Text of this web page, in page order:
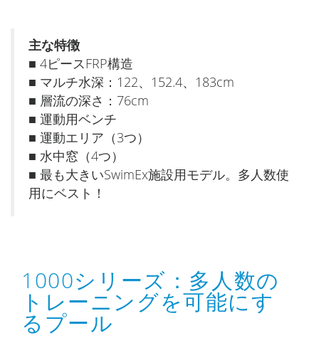
主な特徴
■ 4ピースFRP構造
■ マルチ水深：122、152.4、183cm
■ 層流の深さ：76cm
■ 運動用ベンチ
■ 運動エリア（3つ）
■ 水中窓（4つ）
■ 最も大きいSwimEx施設用モデル。多人数使
用にベスト！
1000シリーズ：多人数の
トレーニングを可能にす
るプール